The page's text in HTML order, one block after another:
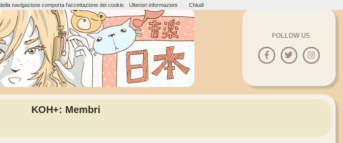
FOLLOW US
KOH+: Membri
navigazione comporta l'accettazione dei cookie. Ulteriori informazioni Chiudi